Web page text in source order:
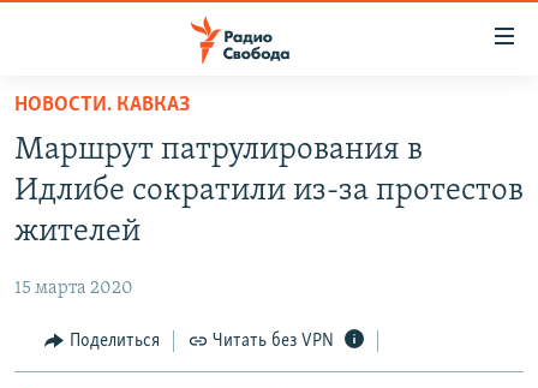
упрощенного
доступа
Вернуться
основному
Вернутся
ПОДКАСТЫ
АВТОРСКИЕ ПРОЕКТЫ
МНЕНИЯ
КУЛЬТУРА
НОВОСТИ. КАВКАЗ
Маршрут патрулирования в
Идлибе сократили из-за протестов
жителей
15 марта 2020
Поделиться Читать без VPN